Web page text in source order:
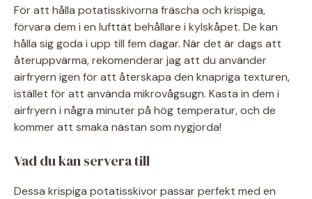
För att hålla potatisskivorna fräscha och krispiga,
förvara dem i en lufttät behållare i kylskåpet. De kan
hålla sig goda i upp till fem dagar. När det är dags att
återuppvärma, rekomenderar jag att du använder
airfryern igen för att återskapa den knapriga texturen,
istället för att använda mikrovågsugn. Kasta in dem i
airfryern i några minuter på hög temperatur, och de
kommer att smaka nästan som nygjorda!
Vad du kan servera till
Dessa krispiga potatisskivor passar perfekt med en